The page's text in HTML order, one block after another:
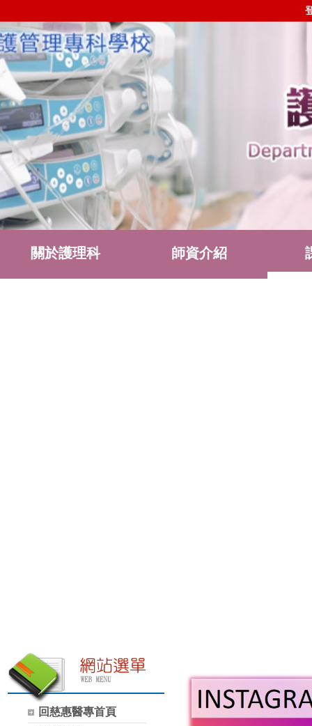
關於護理科 師資介紹
回慈惠醫專首頁